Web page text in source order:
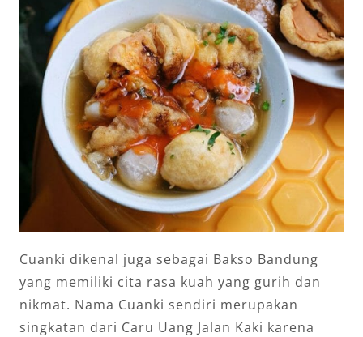
Cuanki dikenal juga sebagai Bakso Bandung
yang memiliki cita rasa kuah yang gurih dan
nikmat. Nama Cuanki sendiri merupakan
singkatan dari Caru Uang Jalan Kaki karena